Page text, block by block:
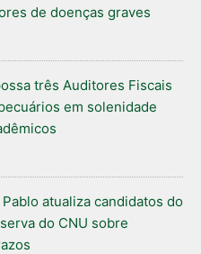
de doenças graves
três Auditores Fiscais
em solenidade
atualiza candidatos do
do CNU sobre